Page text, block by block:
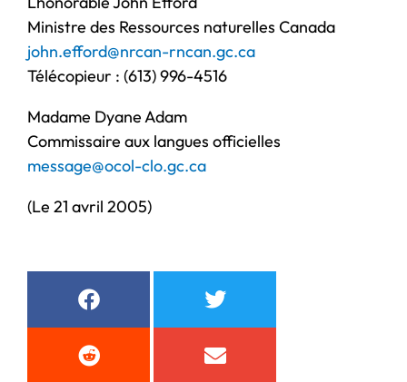
Ministre des Ressources naturelles Canada
john.efford@nrcan-rncan.gc.ca
Télécopieur : (613) 996-4516
Madame Dyane Adam
Commissaire aux langues officielles
message@ocol-clo.gc.ca
(Le 21 avril 2005)